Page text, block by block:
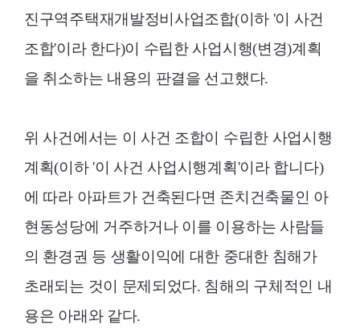
진구역주택재개발정비사업조합(이하 '이 사건
조합'이라 한다)이 수립한 사업시행(변경)계획
을 취소하는 내용의 판결을 선고했다.
위 사건에서는 이 사건 조합이 수립한 사업시행
계획(이하 '이 사건 사업시행계획'이라 합니다)
에 따라 아파트가 건축된다면 존치건축물인 아
현동성당에 거주하거나 이를 이용하는 사람들
의 환경권 등 생활이익에 대한 중대한 침해가
초래되는 것이 문제되었다. 침해의 구체적인 내
용은 아래와 같다.